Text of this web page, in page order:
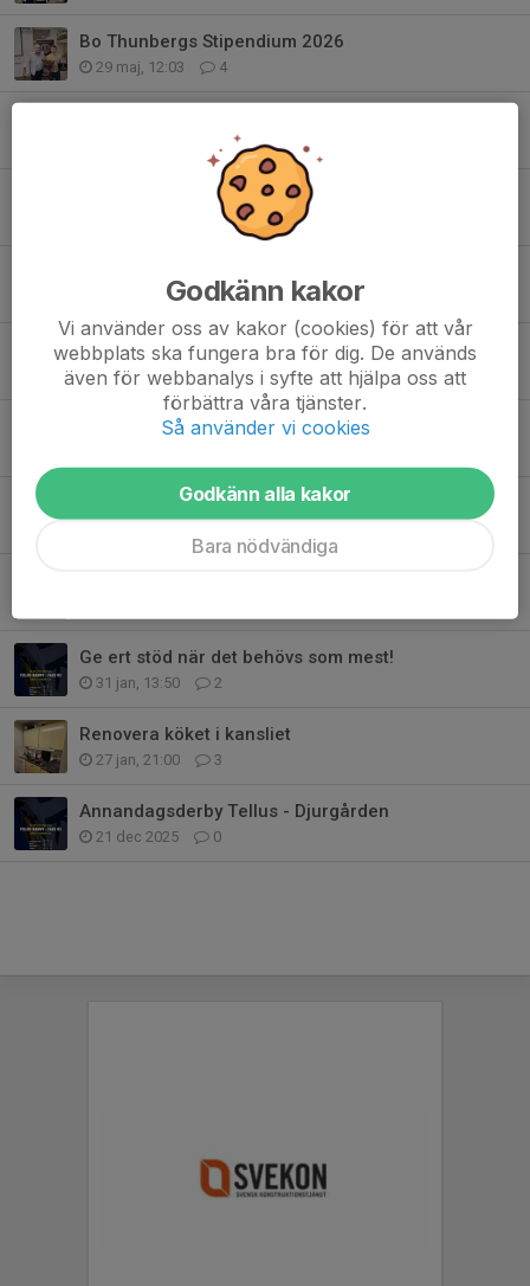
Bo Thunbergs Stipendium 2026
29 maj, 12:03 4
Årets ledare, årets spelare och årets talang
0
11 maj, 09:56 0
Sex killar representerar Stockholm
22 mar, 09:52 1
Tellus P19 spelar semifinal
Kvalet till Bandyallsvenskan
Ge ert stöd när det behövs som mest!
31 jan, 13:50 2
Renovera köket i kansliet
27 jan, 21:00 3
Annandagsderby Tellus - Djurgården
21 dec 2025 0
Godkänn kakor
Vi använder oss av kakor (cookies) för att vår
webbplats ska fungera bra för dig. De används
även för webbanalys i syfte att hjälpa oss att
förbättra våra tjänster.
Så använder vi cookies
Godkänn alla kakor
Bara nödvändiga